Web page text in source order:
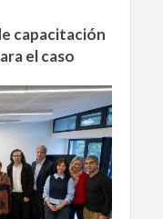
capacitación
el caso